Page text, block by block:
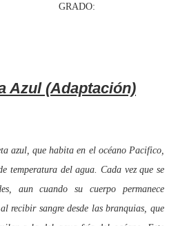
GRADO:
Azul (Adaptación)
que habita en el océano Pacifico,
temperatura del agua. Cada vez que se
aun cuando su cuerpo permanece
recibir sangre desde las branquias, que